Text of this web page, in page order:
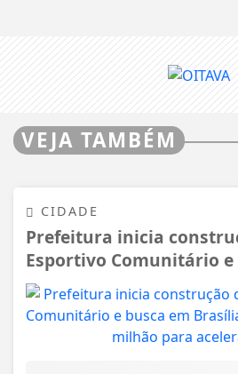
VEJA TAMBÉM
CIDADE
Prefeitura inicia
Esportivo Comunitário e